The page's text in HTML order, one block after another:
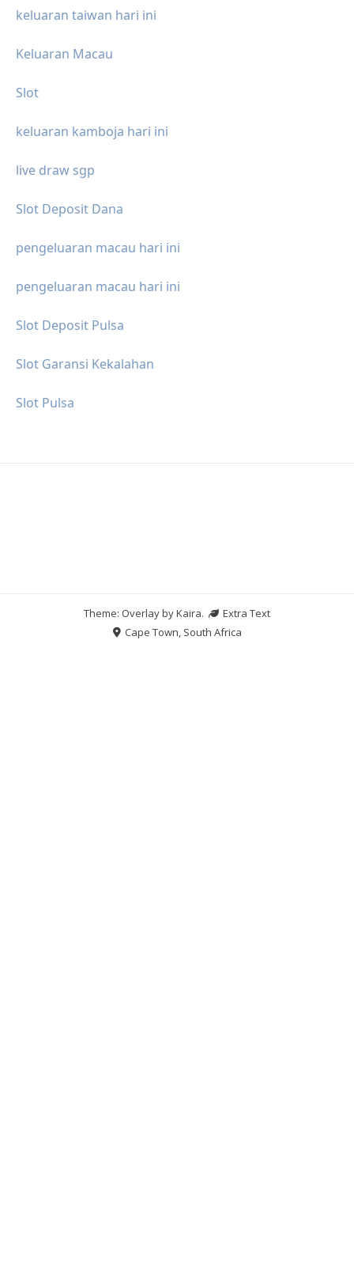
keluaran taiwan hari ini
Keluaran Macau
Slot
keluaran kamboja hari ini
live draw sgp
Slot Deposit Dana
pengeluaran macau hari ini
pengeluaran macau hari ini
Slot Deposit Pulsa
Slot Garansi Kekalahan
Slot Pulsa
Theme: Overlay byKaira.
Extra Text
Cape Town, South Africa